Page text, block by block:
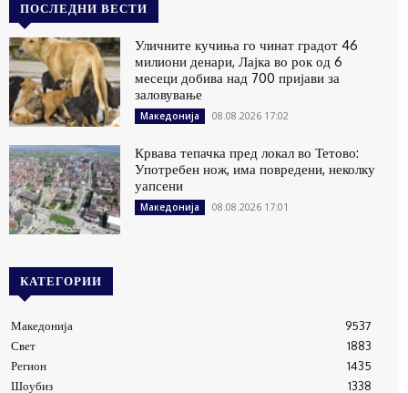
ПОСЛЕДНИ ВЕСТИ
Уличните кучиња го чинат градот 46
милиони денари, Лајка во рок од 6
месеци добива над 700 пријави за
заловување
Македонија 08.08.2026 17:02
Крвава тепачка пред локал во Тетово:
Употребен нож, има повредени, неколку
уапсени
Македонија 08.08.2026 17:01
КАТЕГОРИИ
Македонија
9537
Свет
1883
Регион
1435
Шоубиз
1338